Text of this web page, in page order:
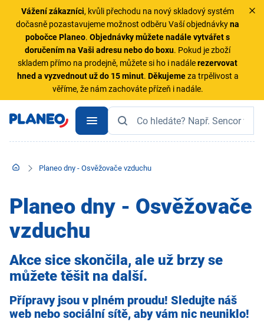
Vážení zákazníci, kvůli přechodu na nový skladový systém
dočasně pozastavujeme možnost odběru Vaší objednávkyna
pobočce Planeo.Objednávky můžete nadále vytvářet s
doručením na Vaši adresu nebo do boxu. Pokud je zboží
skladem přímo na prodejně, můžete si ho i nadálerezervovat
hned a vyzvednout už do 15 minut. Děkujemeza trpělivost a
věříme, že nám zachováte přízeň i nadále.
Planeo dny - Osvěžovače vzduchu
Planeo dny - Osvěžovače
vzduchu
Akce sice skončila, ale už brzy se
můžete těšit na další.
Přípravy jsou v plném proudu! Sledujte náš
web nebo sociální sítě, aby vám nic neuniklo!